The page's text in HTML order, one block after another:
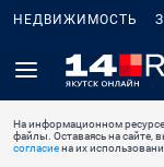
НЕДВИЖИМОСТЬ
На информационном
файлы. Оставаясь на сайте,
согласиена их